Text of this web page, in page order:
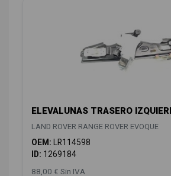
ELEVALUNAS TRASERO
LAND ROVER RANGE ROVER EVOQUE
OEM: LR114598
ID: 1269184
88,00 € Sin IVA